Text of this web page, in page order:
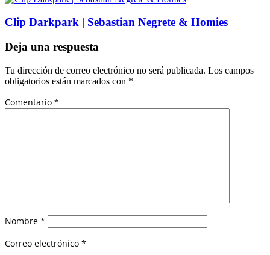
Clip Darkpark | Sebastian Negrete & Homies
Deja una respuesta
Tu dirección de correo electrónico no será publicada. Los campos
obligatorios están marcados con *
Comentario *
Nombre *
Correo electrónico *